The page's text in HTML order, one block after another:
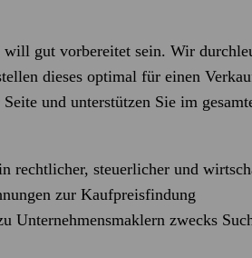
gut vorbereitet sein. Wir
dieses optimal für einen
und unterstützen Sie im
rechtlicher, steuerlicher und
zur Kaufpreisfindung
Unternehmensmaklern zwecks